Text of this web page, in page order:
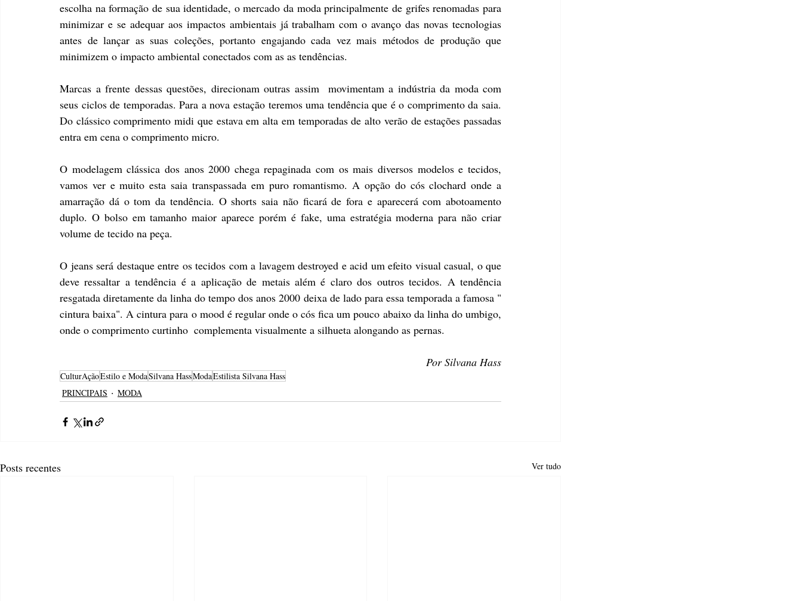
escolha na formação de sua identidade, o mercado da moda principalmente de grifes renomadas para
minimizar e se adequar aos impactos ambientais já trabalham com o avanço das novas tecnologias
antes de lançar as suas coleções, portanto engajando cada vez mais métodos de produção que
minimizem o impacto ambiental conectados com as as tendências.
Marcas a frente dessas questões, direcionam outras assim  movimentam a indústria da moda com
seus ciclos de temporadas. Para a nova estação teremos uma tendência que é o comprimento da saia.
Do clássico comprimento midi que estava em alta em temporadas de alto verão de estações passadas
entra em cena o comprimento micro.
O modelagem clássica dos anos 2000 chega repaginada com os mais diversos modelos e tecidos,
vamos ver e muito esta saia transpassada em puro romantismo. A opção do cós clochard onde a
amarração dá o tom da tendência. O shorts saia não ficará de fora e aparecerá com abotoamento
duplo. O bolso em tamanho maior aparece porém é fake, uma estratégia moderna para não criar
volume de tecido na peça.
O jeans será destaque entre os tecidos com a lavagem destroyed e acid um efeito visual casual, o que
deve ressaltar a tendência é a aplicação de metais além é claro dos outros tecidos. A tendência
resgatada diretamente da linha do tempo dos anos 2000 deixa de lado para essa temporada a famosa "
cintura baixa". A cintura para o mood é regular onde o cós fica um pouco abaixo da linha do umbigo,
onde o comprimento curtinho  complementa visualmente a silhueta alongando as pernas.
Por Silvana Hass
CulturAçãoEstilo e ModaSilvana HassModaEstilista Silvana Hass
PRINCIPAIS
MODA
Posts recentes Ver tudo